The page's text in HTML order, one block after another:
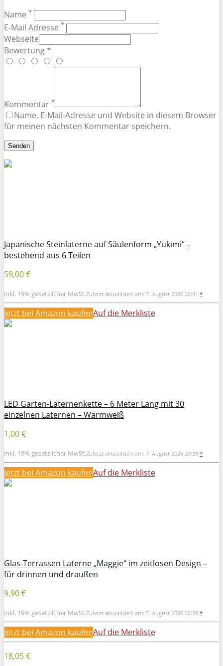
Name *
E-Mail Adresse *
Webseite
Bewertung *
Kommentar *
Name, E-Mail-Adresse und Website in diesem Browser
für meinen nächsten Kommentar speichern.
Japanische Steinlaterne auf Säulenform „Yukimi“ –
bestehend aus 6 Teilen
59,00 €
inkl. 19% gesetzlicher MwSt.Zuletzt aktualisiert am: 7. August 2026 20:41 *
Jetzt bei Amazon kaufenAuf die Merkliste
LED Garten-Laternenkette – 6 Meter Lang mit 30
einzelnen Laternen – Warmweiß
1,00 €
inkl. 19% gesetzlicher MwSt.Zuletzt aktualisiert am: 7. August 2026 20:39 *
Jetzt bei Amazon kaufenAuf die Merkliste
Glas-Terrassen Laterne „Maggie“ im zeitlosen Design –
für drinnen und draußen
9,90 €
inkl. 19% gesetzlicher MwSt.Zuletzt aktualisiert am: 7. August 2026 20:39 *
Jetzt bei Amazon kaufenAuf die Merkliste
18,05 €